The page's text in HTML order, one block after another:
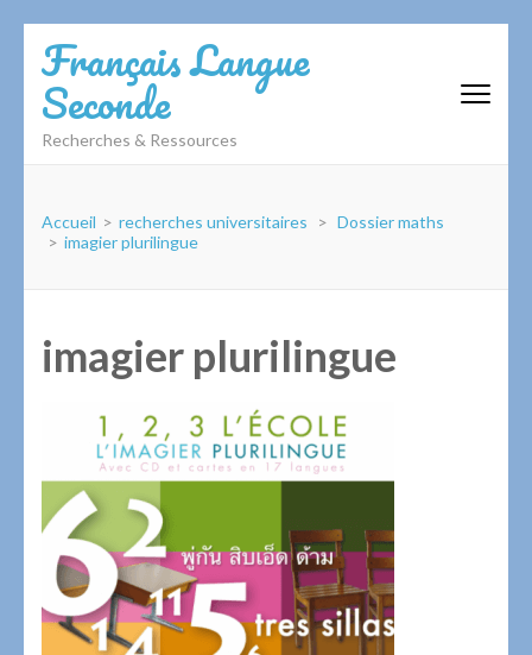
au
contenu
(Pressez
Entrée)
Français Langue
Seconde
Recherches & Ressources
Accueil > recherches universitaires > Dossier maths
> imagier plurilingue
imagier plurilingue